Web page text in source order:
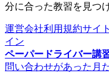
分に合った教習を見つ
運営会社利用規約サイ
イン
ペーパードライバー講
問い合わせがあった月